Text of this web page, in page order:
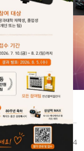
[서울공대동창회] 서울공대 85학번, 입학 40주년 기념행사 성료
2025/07/24